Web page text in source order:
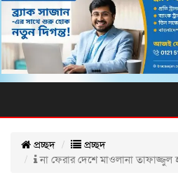
প্রচ্ছদ
প্রচ্ছদ
না ফেরার দেশে মাওলানা তাফাজ্জুল